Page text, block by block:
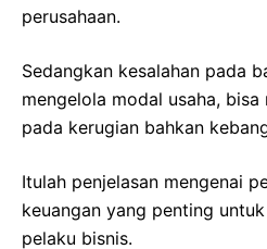
perusahaan.
Sedangkan kesalahan pada
mengelola modal usaha,
pada kerugian bahkan
Itulah penjelasan mengenai
keuangan yang penting
pelaku bisnis.